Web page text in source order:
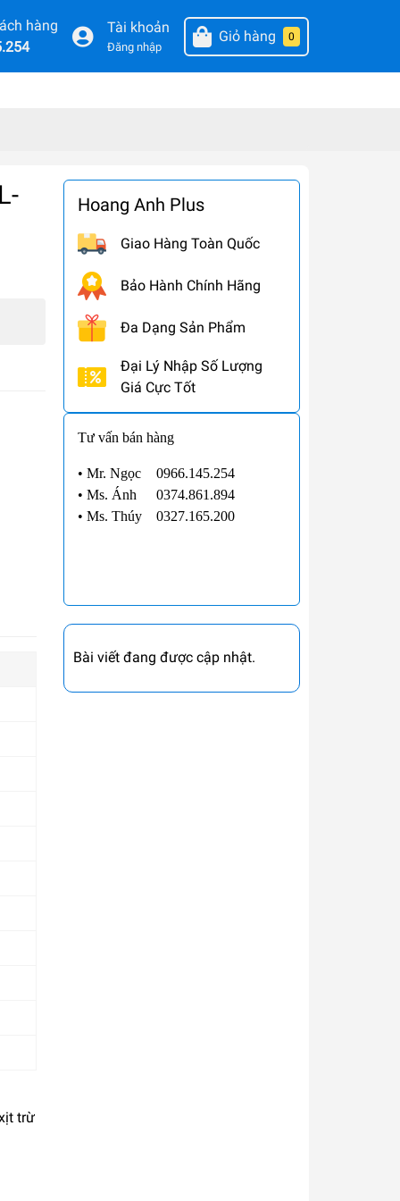
hàng
Tài khoản
Đăng nhập
Giỏ hàng 0
trừ
Hoang Anh Plus
Giao Hàng Toàn Quốc
Bảo Hành Chính Hãng
Đa Dạng Sản Phẩm
Đại Lý Nhập Số Lượng
Giá Cực Tốt
Tư vấn bán hàng
• Mr. Ngọc
0966.145.254
• Ms. Ánh
0374.861.894
• Ms. Thúy 0327.165.200
Bài viết đang được cập nhật.